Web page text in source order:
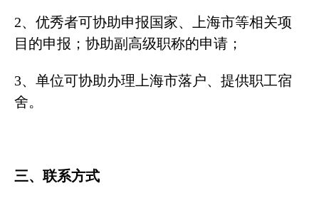
2、优秀者可协助申报国家、上海市等相关项
目的申报；协助副高级职称的申请；
3、单位可协助办理上海市落户、提供职工宿
舍。
三、联系方式